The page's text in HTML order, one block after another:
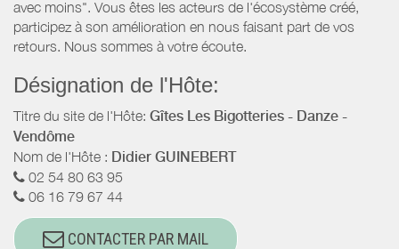
avec moins". Vous êtes les acteurs de l'écosystème créé,
participez à son amélioration en nous faisant part de vos
retours. Nous sommes à votre écoute.
Désignation de l'Hôte:
Titre du site de l'Hôte: Gîtes Les Bigotteries - Danze -
Vendôme
Nom de l'Hôte : Didier GUINEBERT
02 54 80 63 95
06 16 79 67 44
CONTACTER PAR MAIL